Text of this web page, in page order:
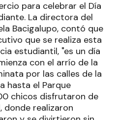
para celebrar el Día
La directora del
Bacigalupo, contó que
que se realiza esta
estudiantil, "es un día
con el arrío de la
por las calles de la
hasta el Parque
chicos disfrutaron de
donde realizaron